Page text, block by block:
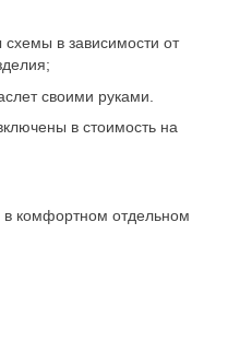
в зависимости от
своими руками.
в стоимость на
в комфортном отдельном